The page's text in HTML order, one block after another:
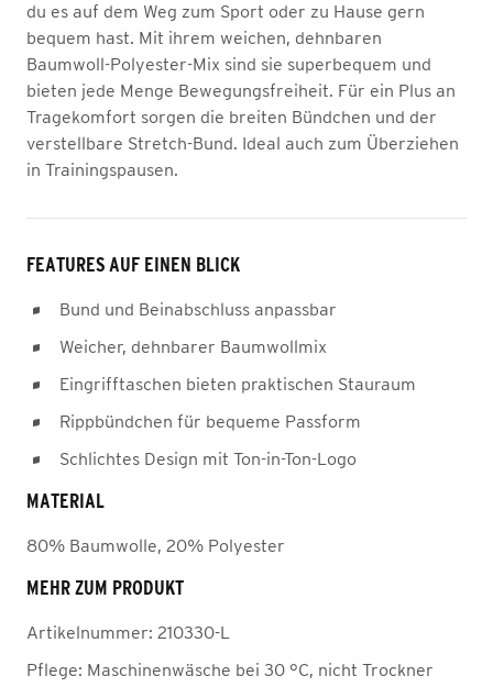
du es auf dem Weg zum Sport oder zu Hause gern
bequem hast. Mit ihrem weichen, dehnbaren
Baumwoll-Polyester-Mix sind sie superbequem und
bieten jede Menge Bewegungsfreiheit. Für ein Plus an
Tragekomfort sorgen die breiten Bündchen und der
verstellbare Stretch-Bund. Ideal auch zum Überziehen
in Trainingspausen.
FEATURES AUF EINEN BLICK
Bund und Beinabschluss anpassbar
Weicher, dehnbarer Baumwollmix
Eingrifftaschen bieten praktischen Stauraum
Rippbündchen für bequeme Passform
Schlichtes Design mit Ton-in-Ton-Logo
MATERIAL
80% Baumwolle, 20% Polyester
MEHR ZUM PRODUKT
Artikelnummer: 210330-L
Pflege: Maschinenwäsche bei 30 °C, nicht Trockner